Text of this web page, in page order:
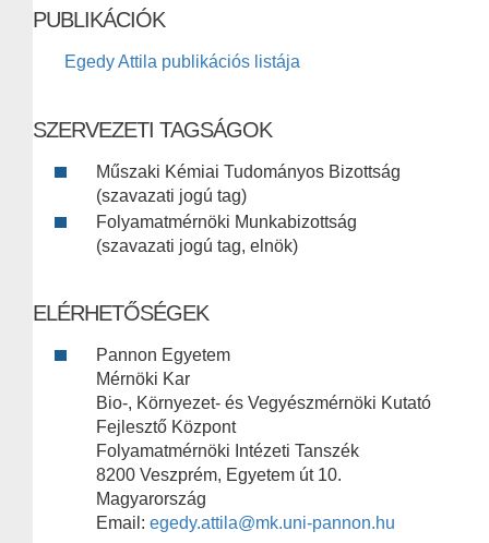
PUBLIKÁCIÓK
Egedy Attila publikációs listája
SZERVEZETI TAGSÁGOK
Műszaki Kémiai Tudományos Bizottság
(szavazati jogú tag)
Folyamatmérnöki Munkabizottság
(szavazati jogú tag, elnök)
ELÉRHETŐSÉGEK
Pannon Egyetem
Mérnöki Kar
Bio-, Környezet- és Vegyészmérnöki Kutató
Fejlesztő Központ
Folyamatmérnöki Intézeti Tanszék
8200 Veszprém, Egyetem út 10.
Magyarország
Email: egedy.attila@mk.uni-pannon.hu